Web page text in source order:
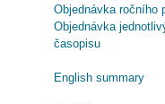
Objednávka ročního
Objednávka
časopisu
English summary